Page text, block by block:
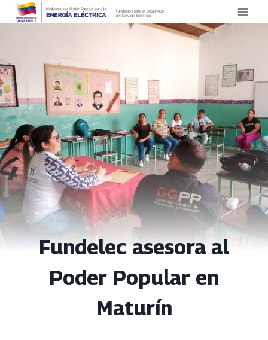
Saltar
Fundelec asesora al
Poder Popular en
Maturín